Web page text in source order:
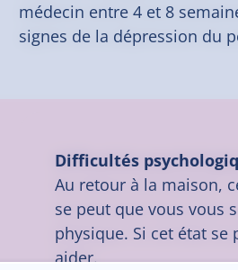
médecin entre 4 et 8
signes de la dépression du
Difficultés
Au retour à la maison,
se peut que vous vous
physique. Si cet état se
aider.